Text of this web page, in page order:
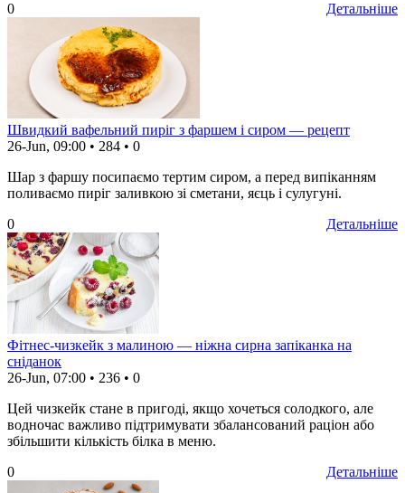
Детальніше
0
Швидкий вафельний пиріг з фаршем і сиром — рецепт
26-Jun, 09:00 • 284 • 0
Шар з фаршу посипаємо тертим сиром, а перед випіканням
поливаємо пиріг заливкою зі сметани, яєць і сулугуні.
Детальніше
0
Фітнес-чизкейк з малиною — ніжна сирна запіканка на
сніданок
26-Jun, 07:00 • 236 • 0
Цей чизкейк стане в пригоді, якщо хочеться солодкого, але
водночас важливо підтримувати збалансований раціон або
збільшити кількість білка в меню.
Детальніше
0